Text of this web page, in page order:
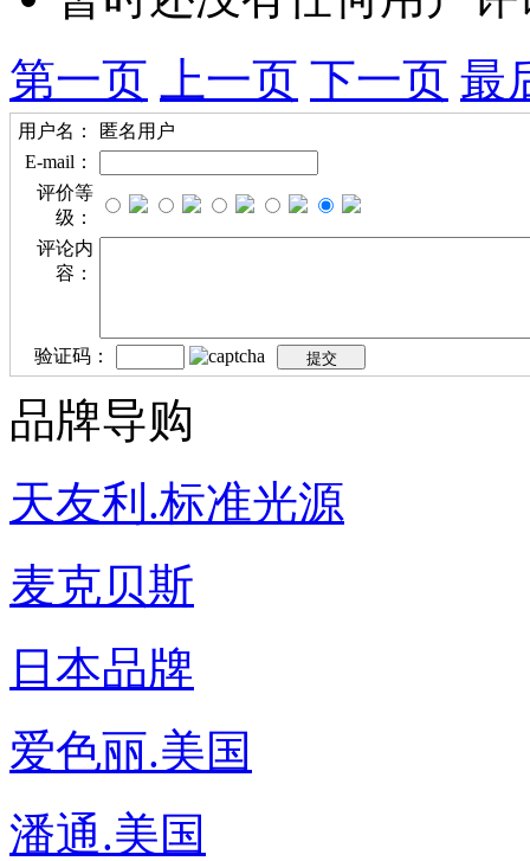
第一页
上一页 下一页 最
用户名：
匿名用户
E-mail：
评价等
级：
评论内
容：
验证码：
品牌导购
天友利.标准光源
麦克贝斯
日本品牌
爱色丽.美国
潘通.美国